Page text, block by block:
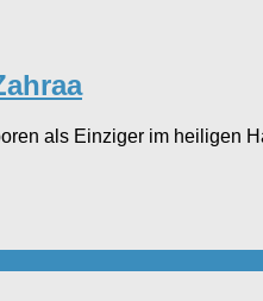
als Einziger im